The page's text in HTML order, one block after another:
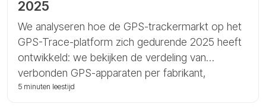
2025
We analyseren hoe de GPS-trackermarkt op het
GPS-Trace-platform zich gedurende 2025 heeft
ontwikkeld: we bekijken de verdeling van
verbonden GPS-apparaten per fabrikant,
identificeren de snelst groeiende merken en
5 minuten leestijd